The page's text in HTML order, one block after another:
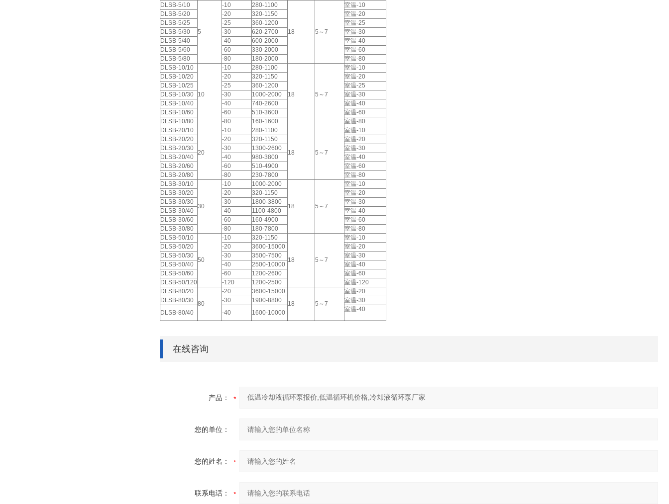
DLSB-5/10
5
-10 280-1100
18 5～7
室温-10
DLSB-5/20
-20 320-1150
室温-20
DLSB-5/25
-25 360-1200
室温-25
DLSB-5/30
-30 620-2700
室温-30
DLSB-5/40
-40 600-2000
室温-40
DLSB-5/60
-60 330-2000
室温-60
DLSB-5/80
-80 180-2000
室温-80
DLSB-10/10
10
-10 280-1100
18 5～7
室温-10
DLSB-10/20
-20 320-1150
室温-20
DLSB-10/25
-25 360-1200
室温-25
DLSB-10/30
-30 1000-2000
室温-30
DLSB-10/40
-40 740-2600
室温-40
DLSB-10/60
-60 510-3600
室温-60
DLSB-10/80
-80 160-1600
室温-80
DLSB-20/10
20
-10 280-1100
18 5～7
室温-10
DLSB-20/20
-20 320-1150
室温-20
DLSB-20/30
-30 1300-2600
室温-30
DLSB-20/40
-40 980-3800
室温-40
DLSB-20/60
-60 510-4900
室温-60
DLSB-20/80
-80 230-7800
室温-80
DLSB-30/10
30
-10 1000-2000
18 5～7
室温-10
DLSB-30/20
-20 320-1150
室温-20
DLSB-30/30
-30 1800-3800
室温-30
DLSB-30/40
-40 1100-4800
室温-40
DLSB-30/60
-60 160-4900
室温-60
DLSB-30/80
-80 180-7800
室温-80
DLSB-50/10
50
-10 320-1150
18 5～7
室温-10
DLSB-50/20
-20 3600-15000
室温-20
DLSB-50/30
-30 3500-7500
室温-30
DLSB-50/40
-40 2500-10000
室温-40
DLSB-50/60
-60 1200-2600
室温-60
DLSB-50/120
-120 1200-2500
室温-120
DLSB-80/20
80
-20
3600-15000
18
5～7
室温-20
DLSB-80/30
-30 1900-8800
室温-30
DLSB-80/40
-40 1600-10000 室温-40
在线咨询
产品：
您的单位：
您的姓名：
联系电话：